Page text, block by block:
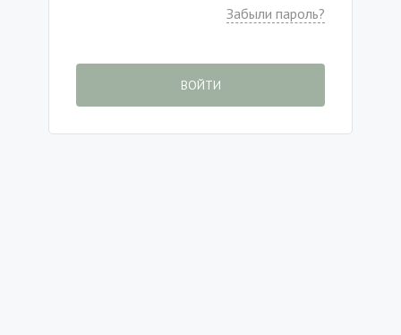
Забыли пароль?
ВОЙТИ